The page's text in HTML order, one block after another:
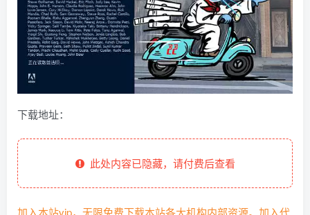
下载地址：
此处内容已隐藏，请付费后查看
加入本站vip，无限免费下载本站各大机构内部资源。加入代